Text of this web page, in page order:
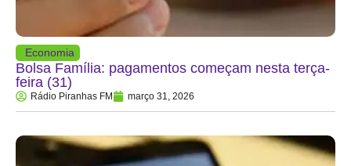
Economia
Bolsa Família: pagamentos começam nesta terça-
feira (31)
Rádio Piranhas FM março 31, 2026